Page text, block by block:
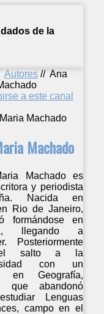
de la
Autores // Ana
a este canal
Machado
Machado es
y periodista
Nacida en
Rio de Janeiro,
formándose en
llegando a
Posteriormente
salto a la
con un
en Geografía,
que abandonó
Lenguas
campo en el